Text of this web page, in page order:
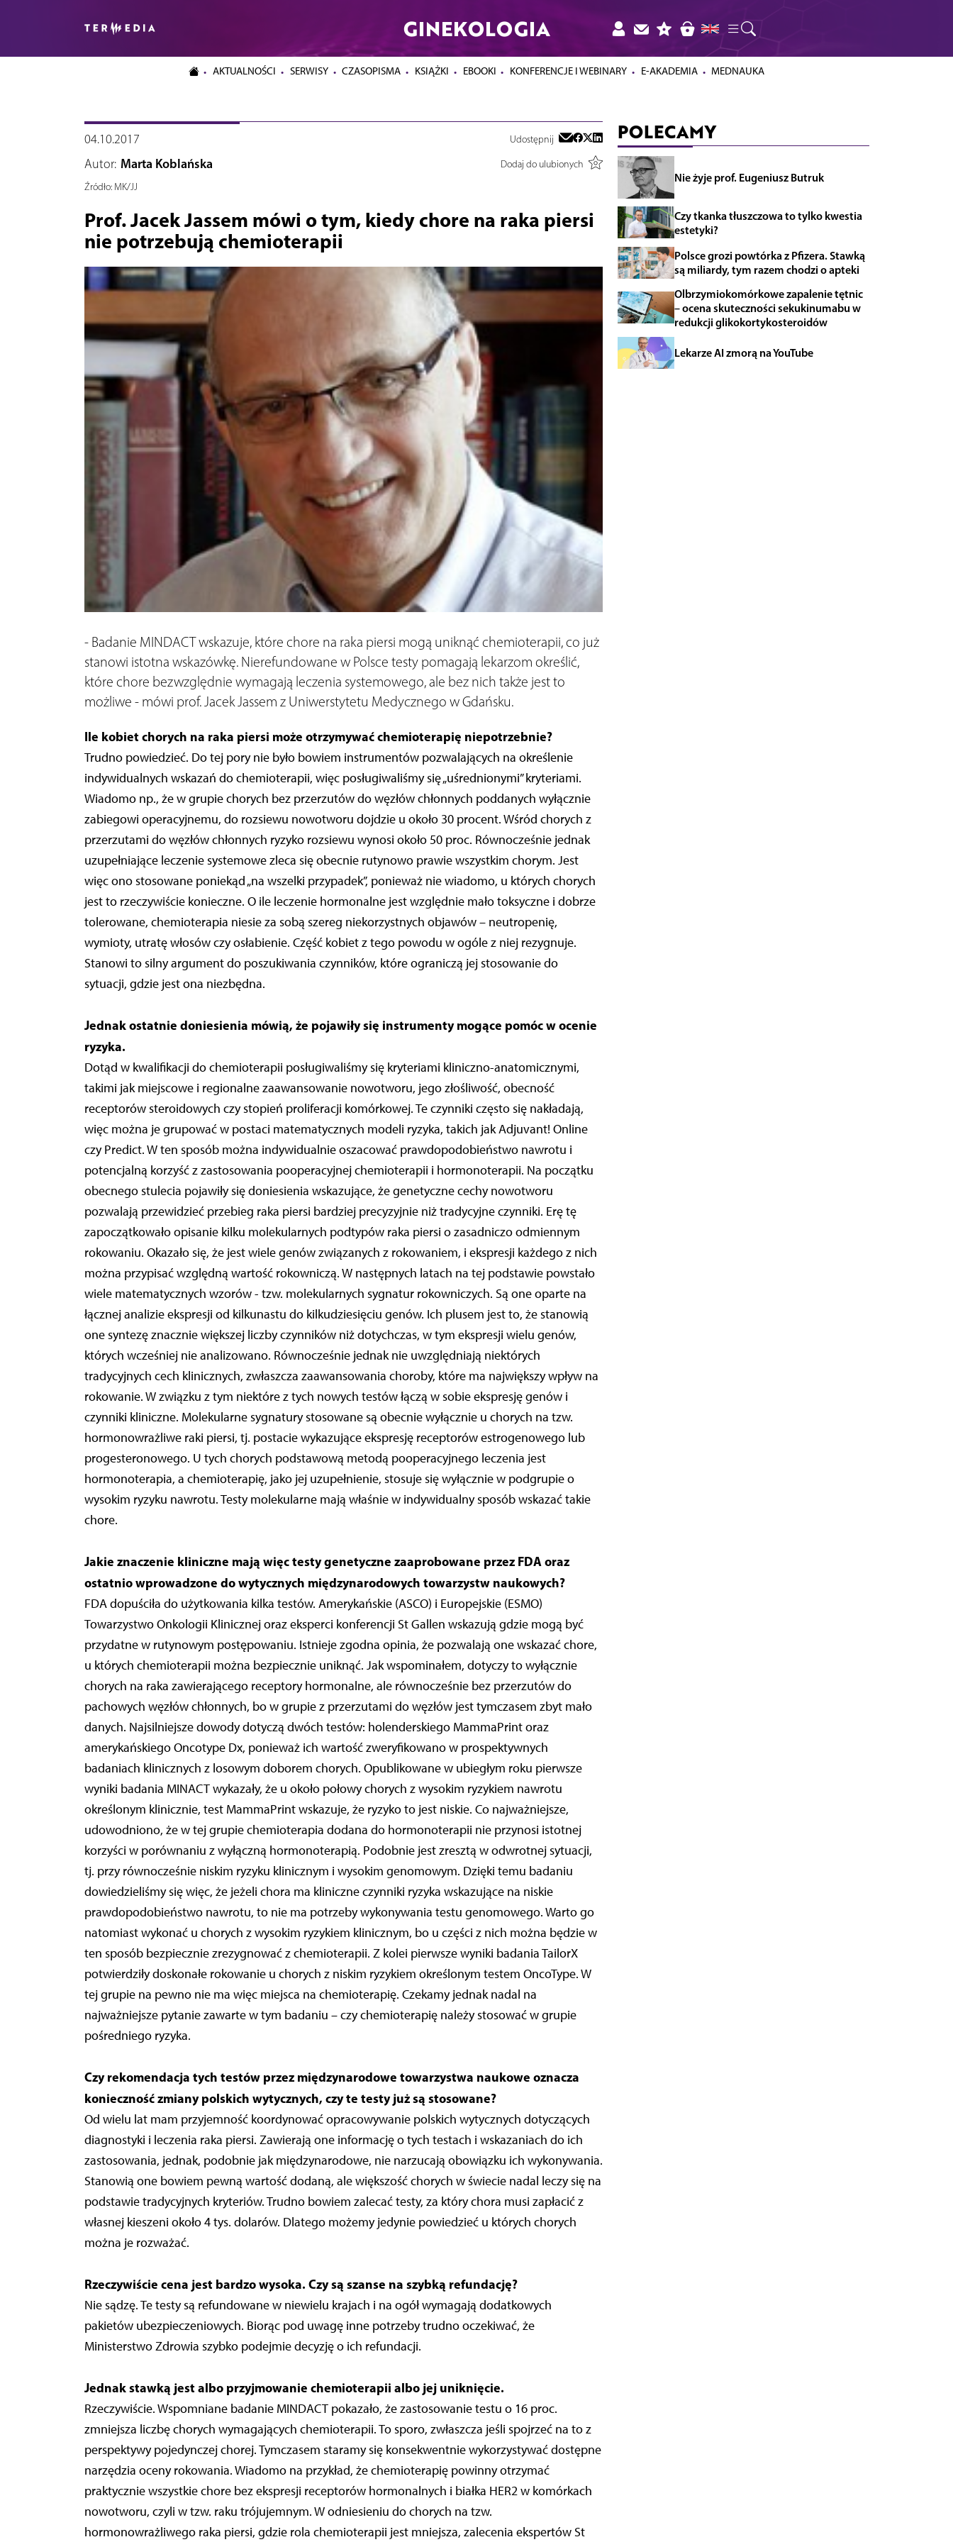
GINEKOLOGIA
AKTUALNOŚCI SERWISY CZASOPISMA KSIĄŻKI EBOOKI KONFERENCJE I WEBINARY E-AKADEMIA MEDNAUKA
04.10.2017 Udostępnij
Autor: Marta Koblańska
Dodaj do ulubionych
Źródło:MK/JJ
Prof. Jacek Jassem mówi o tym, kiedy chore na raka piersi
nie potrzebują chemioterapii
- Badanie MINDACT wskazuje, które chore na raka piersi mogą uniknąć chemioterapii, co już
stanowi istotna wskazówkę. Nierefundowane w Polsce testy pomagają lekarzom określić,
które chore bezwzględnie wymagają leczenia systemowego, ale bez nich także jest to
możliwe - mówi prof. Jacek Jassem z Uniwerstytetu Medycznego w Gdańsku.
Ile kobiet chorych na raka piersi może otrzymywać chemioterapię niepotrzebnie?
Trudno powiedzieć. Do tej pory nie było bowiem instrumentów pozwalających na określenie
indywidualnych wskazań do chemioterapii, więc posługiwaliśmy się „uśrednionymi” kryteriami.
Wiadomo np., że w grupie chorych bez przerzutów do węzłów chłonnych poddanych wyłącznie
zabiegowi operacyjnemu, do rozsiewu nowotworu dojdzie u około 30 procent. Wśród chorych z
przerzutami do węzłów chłonnych ryzyko rozsiewu wynosi około 50 proc. Równocześnie jednak
uzupełniające leczenie systemowe zleca się obecnie rutynowo prawie wszystkim chorym. Jest
więc ono stosowane poniekąd „na wszelki przypadek”, ponieważ nie wiadomo, u których chorych
jest to rzeczywiście konieczne. O ile leczenie hormonalne jest względnie mało toksyczne i dobrze
tolerowane, chemioterapia niesie za sobą szereg niekorzystnych objawów – neutropenię,
wymioty, utratę włosów czy osłabienie. Część kobiet z tego powodu w ogóle z niej rezygnuje.
Stanowi to silny argument do poszukiwania czynników, które ograniczą jej stosowanie do
sytuacji, gdzie jest ona niezbędna.
Jednak ostatnie doniesienia mówią, że pojawiły się instrumenty mogące pomóc w ocenie
ryzyka.
Dotąd w kwalifikacji do chemioterapii posługiwaliśmy się kryteriami kliniczno-anatomicznymi,
takimi jak miejscowe i regionalne zaawansowanie nowotworu, jego złośliwość, obecność
receptorów steroidowych czy stopień proliferacji komórkowej. Te czynniki często się nakładają,
więc można je grupować w postaci matematycznych modeli ryzyka, takich jak Adjuvant! Online
czy Predict. W ten sposób można indywidualnie oszacować prawdopodobieństwo nawrotu i
potencjalną korzyść z zastosowania pooperacyjnej chemioterapii i hormonoterapii. Na początku
obecnego stulecia pojawiły się doniesienia wskazujące, że genetyczne cechy nowotworu
pozwalają przewidzieć przebieg raka piersi bardziej precyzyjnie niż tradycyjne czynniki. Erę tę
zapoczątkowało opisanie kilku molekularnych podtypów raka piersi o zasadniczo odmiennym
rokowaniu. Okazało się, że jest wiele genów związanych z rokowaniem, i ekspresji każdego z nich
można przypisać względną wartość rokowniczą. W następnych latach na tej podstawie powstało
wiele matematycznych wzorów - tzw. molekularnych sygnatur rokowniczych. Są one oparte na
łącznej analizie ekspresji od kilkunastu do kilkudziesięciu genów. Ich plusem jest to, że stanowią
one syntezę znacznie większej liczby czynników niż dotychczas, w tym ekspresji wielu genów,
których wcześniej nie analizowano. Równocześnie jednak nie uwzględniają niektórych
tradycyjnych cech klinicznych, zwłaszcza zaawansowania choroby, które ma największy wpływ na
rokowanie. W związku z tym niektóre z tych nowych testów łączą w sobie ekspresję genów i
czynniki kliniczne. Molekularne sygnatury stosowane są obecnie wyłącznie u chorych na tzw.
hormonowrażliwe raki piersi, tj. postacie wykazujące ekspresję receptorów estrogenowego lub
progesteronowego. U tych chorych podstawową metodą pooperacyjnego leczenia jest
hormonoterapia, a chemioterapię, jako jej uzupełnienie, stosuje się wyłącznie w podgrupie o
wysokim ryzyku nawrotu. Testy molekularne mają właśnie w indywidualny sposób wskazać takie
chore.
Jakie znaczenie kliniczne mają więc testy genetyczne zaaprobowane przez FDA oraz
ostatnio wprowadzone do wytycznych międzynarodowych towarzystw naukowych?
FDA dopuściła do użytkowania kilka testów. Amerykańskie (ASCO) i Europejskie (ESMO)
Towarzystwo Onkologii Klinicznej oraz eksperci konferencji St Gallen wskazują gdzie mogą być
przydatne w rutynowym postępowaniu. Istnieje zgodna opinia, że pozwalają one wskazać chore,
u których chemioterapii można bezpiecznie uniknąć. Jak wspominałem, dotyczy to wyłącznie
chorych na raka zawierającego receptory hormonalne, ale równocześnie bez przerzutów do
pachowych węzłów chłonnych, bo w grupie z przerzutami do węzłów jest tymczasem zbyt mało
danych. Najsilniejsze dowody dotyczą dwóch testów: holenderskiego MammaPrint oraz
amerykańskiego Oncotype Dx, ponieważ ich wartość zweryfikowano w prospektywnych
badaniach klinicznych z losowym doborem chorych. Opublikowane w ubiegłym roku pierwsze
wyniki badania MINACT wykazały, że u około połowy chorych z wysokim ryzykiem nawrotu
określonym klinicznie, test MammaPrint wskazuje, że ryzyko to jest niskie. Co najważniejsze,
udowodniono, że w tej grupie chemioterapia dodana do hormonoterapii nie przynosi istotnej
korzyści w porównaniu z wyłączną hormonoterapią. Podobnie jest zresztą w odwrotnej sytuacji,
tj. przy równocześnie niskim ryzyku klinicznym i wysokim genomowym. Dzięki temu badaniu
dowiedzieliśmy się więc, że jeżeli chora ma kliniczne czynniki ryzyka wskazujące na niskie
prawdopodobieństwo nawrotu, to nie ma potrzeby wykonywania testu genomowego. Warto go
natomiast wykonać u chorych z wysokim ryzykiem klinicznym, bo u części z nich można będzie w
ten sposób bezpiecznie zrezygnować z chemioterapii. Z kolei pierwsze wyniki badania TailorX
potwierdziły doskonałe rokowanie u chorych z niskim ryzykiem określonym testem OncoType. W
tej grupie na pewno nie ma więc miejsca na chemioterapię. Czekamy jednak nadal na
najważniejsze pytanie zawarte w tym badaniu – czy chemioterapię należy stosować w grupie
pośredniego ryzyka.
Czy rekomendacja tych testów przez międzynarodowe towarzystwa naukowe oznacza
konieczność zmiany polskich wytycznych, czy te testy już są stosowane?
Od wielu lat mam przyjemność koordynować opracowywanie polskich wytycznych dotyczących
diagnostyki i leczenia raka piersi. Zawierają one informację o tych testach i wskazaniach do ich
zastosowania, jednak, podobnie jak międzynarodowe, nie narzucają obowiązku ich wykonywania.
Stanowią one bowiem pewną wartość dodaną, ale większość chorych w świecie nadal leczy się na
podstawie tradycyjnych kryteriów. Trudno bowiem zalecać testy, za który chora musi zapłacić z
własnej kieszeni około 4 tys. dolarów. Dlatego możemy jedynie powiedzieć u których chorych
można je rozważać.
Rzeczywiście cena jest bardzo wysoka. Czy są szanse na szybką refundację?
Nie sądzę. Te testy są refundowane w niewielu krajach i na ogół wymagają dodatkowych
pakietów ubezpieczeniowych. Biorąc pod uwagę inne potrzeby trudno oczekiwać, że
Ministerstwo Zdrowia szybko podejmie decyzję o ich refundacji.
Jednak stawką jest albo przyjmowanie chemioterapii albo jej uniknięcie.
Rzeczywiście. Wspomniane badanie MINDACT pokazało, że zastosowanie testu o 16 proc.
zmniejsza liczbę chorych wymagających chemioterapii. To sporo, zwłaszcza jeśli spojrzeć na to z
perspektywy pojedynczej chorej. Tymczasem staramy się konsekwentnie wykorzystywać dostępne
narzędzia oceny rokowania. Wiadomo na przykład, że chemioterapię powinny otrzymać
praktycznie wszystkie chore bez ekspresji receptorów hormonalnych i białka HER2 w komórkach
nowotworu, czyli w tzw. raku trójujemnym. W odniesieniu do chorych na tzw.
hormonowrażliwego raka piersi, gdzie rola chemioterapii jest mniejsza, zalecenia ekspertów St
POLECAMY
Nie żyje prof. Eugeniusz Butruk
Czy tkanka tłuszczowa to tylko kwestia
estetyki?
Polsce grozi powtórka z Pfizera. Stawką
są miliardy, tym razem chodzi o apteki
Olbrzymiokomórkowe zapalenie tętnic
– ocena skuteczności sekukinumabu w
redukcji glikokortykosteroidów
Lekarze AI zmorą na YouTube